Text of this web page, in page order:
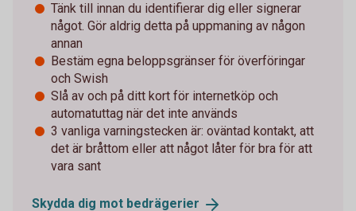
Tänk till innan du identifierar dig eller signerar
något. Gör aldrig detta på uppmaning av någon
annan
Bestäm egna beloppsgränser för överföringar
och Swish
Slå av och på ditt kort för internetköp och
automatuttag när det inte används
3 vanliga varningstecken är: oväntad kontakt, att
det är bråttom eller att något låter för bra för att
vara sant
Skydda dig mot bedrägerier